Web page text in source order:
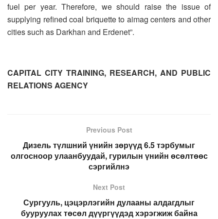
fuel per year. Therefore, we should raise the issue of
supplying refined coal briquette to aimag centers and other
cities such as Darkhan and Erdenet”.
CAPITAL CITY TRAINING, RESEARCH, AND PUBLIC
RELATIONS AGENCY
Previous Post
Дизель түлшний үнийн зөрүүд 6.5 тэрбумыг
олгосноор улаанбуудай, гурилын үнийн өсөлтөөс
сэргийлнэ
Next Post
Сургууль, цэцэрлэгийн дулааны алдагдлыг
бууруулах төсөл дүүргүүдэд хэрэгжиж байна